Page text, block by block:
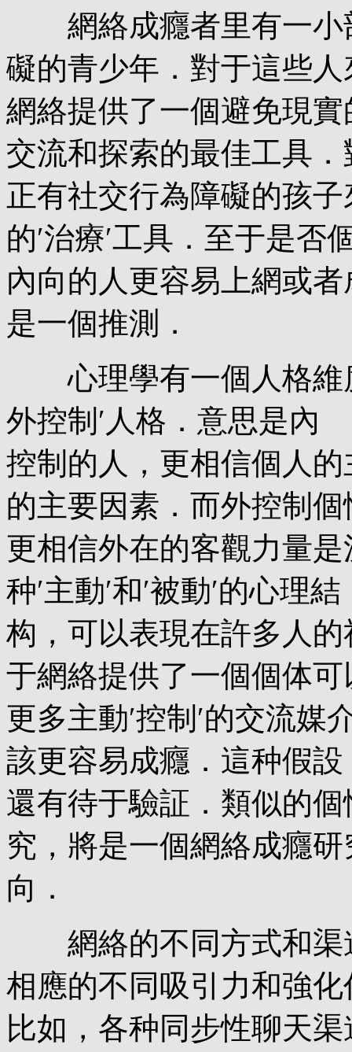
網絡成癮者里有一小
礙的青少年．對于這些人
網絡提供了一個避免現
交流和探索的最佳工具．
正有社交行為障礙的孩
的′治療′工具．至于是否
內向的人更容易上網或
是一個推測．
心理學有一個人格維度
外控制′人格．意思是內
控制的人，更相信個人
的主要因素．而外控制
更相信外在的客觀力量
种′主動′和′被動′的心理結
构，可以表現在許多人
于網絡提供了一個個体可
更多主動′控制′的交流媒
該更容易成癮．這种假設
還有待于驗証．類似的
究，將是一個網絡成癮
向．
網絡的不同方式和渠
相應的不同吸引力和強化
比如，各种同步性聊天